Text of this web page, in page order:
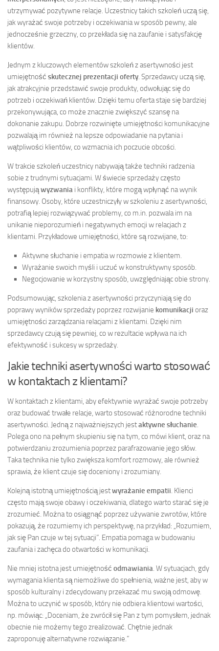
utrzymywać pozytywne relacje. Uczestnicy takich szkoleń uczą się,
jak wyrażać swoje potrzeby i oczekiwania w sposób pewny, ale
jednocześnie grzeczny, co przekłada się na zaufanie i satysfakcję
klientów.
Jednym z kluczowych elementów szkoleń z asertywności jest
umiejętność skutecznej prezentacji oferty. Sprzedawcy uczą się,
jak atrakcyjnie przedstawić swoje produkty, odwołując się do
potrzeb i oczekiwań klientów. Dzięki temu oferta staje się bardziej
przekonywująca, co może znacznie zwiększyć szansę na
dokonanie zakupu. Dobrze rozwinięte umiejętności komunikacyjne
pozwalają im również na lepsze odpowiadanie na pytania i
wątpliwości klientów, co wzmacnia ich poczucie obcości.
W trakcie szkoleń uczestnicy nabywają także techniki radzenia
sobie z trudnymi sytuacjami. W świecie sprzedaży często
występująwyzwania i konflikty, które mogą wpłynąć na wynik
finansowy. Osoby, które uczestniczyły w szkoleniu z asertywności,
potrafią lepiej rozwiązywać problemy, co m.in. pozwala im na
unikanie nieporozumień i negatywnych emocji w relacjach z
klientami. Przykładowe umiejętności, które są rozwijane, to:
Aktywne słuchanie i empatia w rozmowie z klientem.
Wyrażanie swoich myśli i uczuć w konstruktywny sposób.
Negocjowanie w korzystny sposób, uwzględniając obie strony.
Podsumowując, szkolenia z asertywności przyczyniają się do
poprawy wyników sprzedaży poprzez rozwijanie komunikacji oraz
umiejętności zarządzania relacjami z klientami. Dzięki nim
sprzedawcy czują się pewniej, co w rezultacie wpływa na ich
efektywność i sukcesy w sprzedaży.
Jakie techniki asertywności warto stosować
w kontaktach z klientami?
W kontaktach z klientami, aby efektywnie wyrażać swoje potrzeby
oraz budować trwałe relacje, warto stosować różnorodne techniki
asertywności. Jedną z najważniejszych jestaktywne słuchanie.
Polega ono na pełnym skupieniu się na tym, co mówi klient, oraz na
potwierdzaniu zrozumienia poprzez parafrazowanie jego słów.
Taka technika nie tylko zwiększa komfort rozmowy, ale również
sprawia, że klient czuje się doceniony i zrozumiany.
Kolejną istotną umiejętnością jestwyrażanie empatii. Klienci
często mają swoje obawy i oczekiwania, dlatego warto starać się je
zrozumieć. Można to osiągnąć poprzez używanie zwrotów, które
pokazują, że rozumiemy ich perspektywę, na przykład: „Rozumiem,
jak się Pan czuje w tej sytuacji”. Empatia pomaga w budowaniu
zaufania i zachęca do otwartości w komunikacji.
Nie mniej istotna jest umiejętność odmawiania. W sytuacjach, gdy
wymagania klienta są niemożliwe do spełnienia, ważne jest, aby w
sposób kulturalny i zdecydowany przekazać mu swoją odmowę.
Można to uczynić w sposób, który nie odbiera klientowi wartości,
np. mówiąc: „Doceniam, że zwrócił się Pan z tym pomysłem, jednak
obecnie nie możemy tego zrealizować. Chętnie jednak
zaproponuję alternatywne rozwiązanie.”